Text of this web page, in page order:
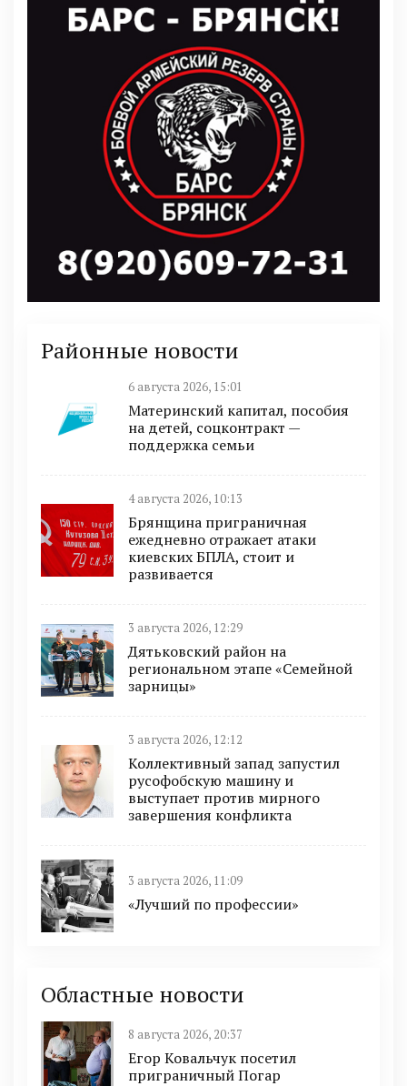
Районные новости
6 августа 2026, 15:01
Материнский капитал, пособия
на детей, соцконтракт —
поддержка семьи
4 августа 2026, 10:13
Брянщина приграничная
ежедневно отражает атаки
киевских БПЛА, стоит и
развивается
3 августа 2026, 12:29
Дятьковский район на
региональном этапе «Семейной
зарницы»
3 августа 2026, 12:12
Коллективный запад запустил
русофобскую машину и
выступает против мирного
завершения конфликта
3 августа 2026, 11:09
«Лучший по профессии»
Областные новости
8 августа 2026, 20:37
Егор Ковальчук посетил
приграничный Погар